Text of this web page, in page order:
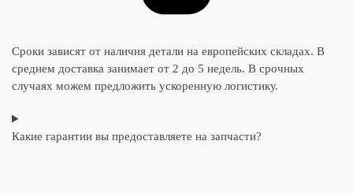
Сроки зависят от наличия детали на европейских складах. В
среднем доставка занимает от 2 до 5 недель. В срочных
случаях можем предложить ускоренную логистику.
Какие гарантии вы предоставляете на запчасти?